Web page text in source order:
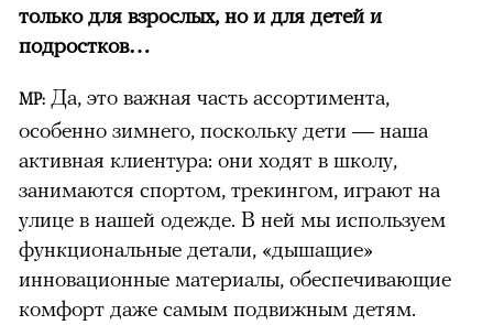
только для взрослых, но и для детей и
подростков…
МР: Да, это важная часть ассортимента,
особенно зимнего, поскольку дети — наша
активная клиентура: они ходят в школу,
занимаются спортом, трекингом, играют на
улице в нашей одежде. В ней мы используем
функциональные детали, «дышащие»
инновационные материалы, обеспечивающие
комфорт даже самым подвижным детям.